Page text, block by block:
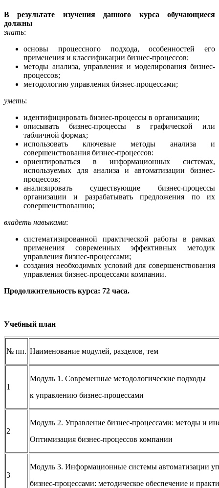
В результате изучения данного курса обучающиеся
должны
знать:
основы процессного подхода, особенностей его
применения и классификации бизнес-процессов;
методы анализа, управления и моделирования бизнес-
процессов;
методологию управления бизнес-процессами;
уметь:
идентифицировать бизнес-процессы в организации;
описывать бизнес-процессы в графической или
табличной формах;
использовать ключевые методы анализа и
совершенствования бизнес-процессов:
ориентироваться в информационных системах,
используемых для анализа и автоматизации бизнес-
процессов;
анализировать существующие бизнес-процессы
организации и разрабатывать предложения по их
совершенствованию;
владеть навыками:
систематизированной практической работы в рамках
применения современных эффективных методик
управления бизнес-процессами;
создания необходимых условий для совершенствования
управления бизнес-процессами компании.
Продолжительность курса: 72 часа.
Учебный план
№ пп. Наименование модулей, разделов, тем
1
Модуль 1. Современные методологические подходы
к управлению бизнес-процессами
2
Модуль 2. Управление бизнес-процессами: методы и
Оптимизация бизнес-процессов компании
3
Модуль 3. Информационные системы автоматизации
бизнес-процессами: методическое обеспечение и